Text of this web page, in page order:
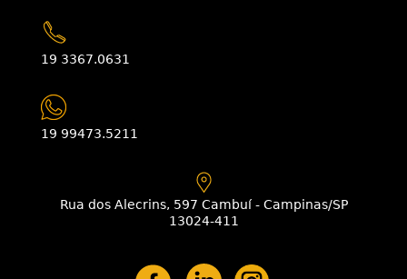
19 3367.0631
19 99473.5211
Rua dos Alecrins, 597 Cambuí - Campinas/SP
13024-411